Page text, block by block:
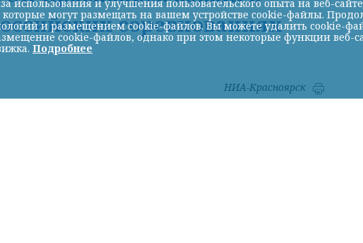
соревнованиях
НИА-Красноярск
и улучшения пользовательского опыта на веб-
могут размещать на вашем устройстве cookie-файлы.
и размещением cookie-файлов. Вы можете удалить cookie-
cookie-файлов, однако при этом некоторые функции веб-
Подробнее